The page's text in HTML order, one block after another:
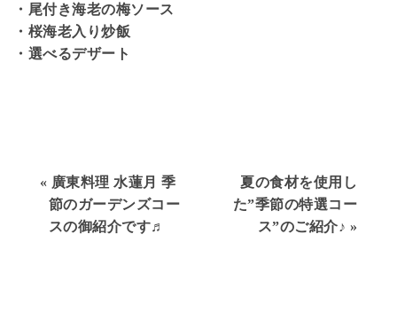
・尾付き海老の梅ソース
・桜海老入り炒飯
・選べるデザート
夏の食材を使用し
た”季節の特選コー
ス”のご紹介♪ »
« 廣東料理 水蓮月 季
節のガーデンズコー
スの御紹介です♬